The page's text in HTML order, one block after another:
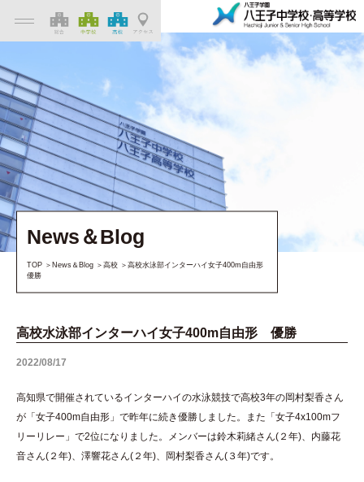
News＆Blog
TOP News＆Blog 高校
高校水泳部インターハイ女子400m自由形
優勝
高校水泳部インターハイ女子400m自由形 優勝
2022/08/17
高知県で開催されているインターハイの水泳競技で高校3年の岡村梨香さん
が「女子400m自由形」で昨年に続き優勝しました。また「女子4x100mフ
リーリレー」で2位になりました。メンバーは鈴木莉緒さん(２年)、内藤花
音さん(２年)、澤響花さん(２年)、岡村梨香さん(３年)です。